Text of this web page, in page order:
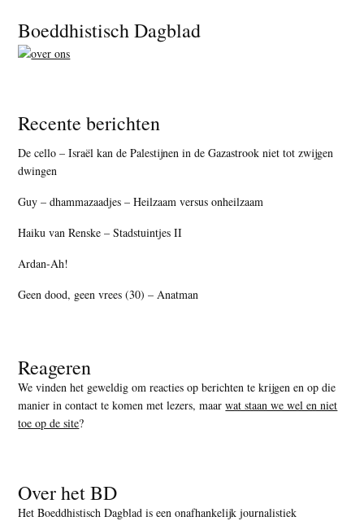
Footer
Boeddhistisch Dagblad
Recente berichten
De cello – Israël kan de Palestijnen in de Gazastrook niet tot zwijgen
dwingen
Guy – dhammazaadjes – Heilzaam versus onheilzaam
Haiku van Renske – Stadstuintjes II
Ardan-Ah!
Geen dood, geen vrees (30) – Anatman
Reageren
We vinden het geweldig om reacties op berichten te krijgen en op die
manier in contact te komen met lezers, maarwat staan we wel en niet
toe op de site?
Over het BD
Het Boeddhistisch Dagblad is een onafhankelijk journalistiek